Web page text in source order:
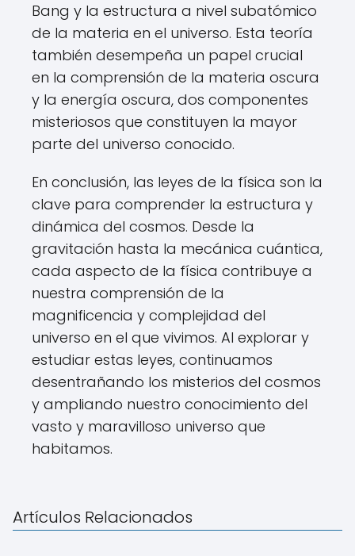
Bang y la estructura a nivel subatómico
de la materia en el universo. Esta teoría
también desempeña un papel crucial
en la comprensión de la materia oscura
y la energía oscura, dos componentes
misteriosos que constituyen la mayor
parte del universo conocido.
En conclusión, las leyes de la física son la
clave para comprender la estructura y
dinámica del cosmos. Desde la
gravitación hasta la mecánica cuántica,
cada aspecto de la física contribuye a
nuestra comprensión de la
magnificencia y complejidad del
universo en el que vivimos. Al explorar y
estudiar estas leyes, continuamos
desentrañando los misterios del cosmos
y ampliando nuestro conocimiento del
vasto y maravilloso universo que
habitamos.
Artículos Relacionados